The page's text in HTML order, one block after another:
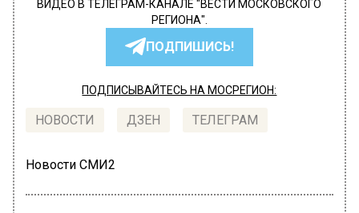
ВИДЕО В ТЕЛЕГРАМ-КАНАЛЕ "ВЕСТИ МОСКОВСКОГО
РЕГИОНА".
ПОДПИШИСЬ!
ПОДПИСЫВАЙТЕСЬ НА МОСРЕГИОН:
НОВОСТИ ДЗЕН ТЕЛЕГРАМ
Новости СМИ2